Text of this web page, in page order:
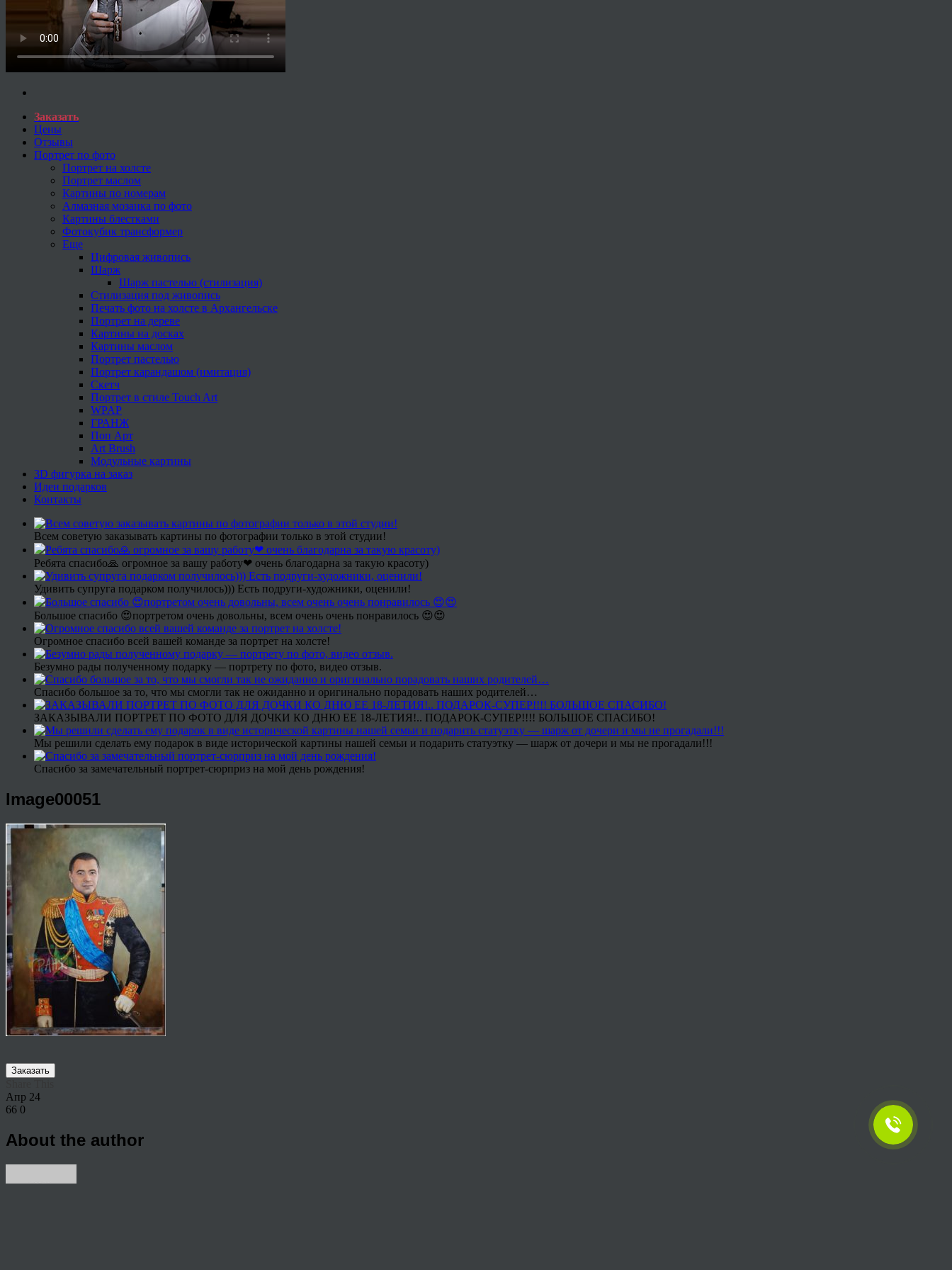
Заказать
Цены
Отзывы
Портрет по фото
Портрет на холсте
Портрет маслом
Картины по номерам
Алмазная мозаика по фото
Картины блестками
Фотокубик трансформер
Еще
Цифровая живопись
Шарж
Шарж пастелью (стилизация)
Стилизация под живопись
Печать фото на холсте в Архангельске
Портрет на дереве
Картины на досках
Картины маслом
Портрет пастелью
Портрет карандашом (имитация)
Скетч
Портрет в стиле Touch Art
WPAP
ГРАНЖ
Поп Арт
Art Brush
Модульные картины
3D фигурка на заказ
Идеи подарков
Контакты
Всем советую заказывать картины по фотографии только в этой студии!
Ребята спасибо🙏 огромное за вашу работу❤ очень благодарна за такую красоту)
Удивить супруга подарком получилось))) Есть подруги-художники, оценили!
Большое спасибо 😍портретом очень довольны, всем очень очень понравилось 😍😍
Огромное спасибо всей вашей команде за портрет на холсте!
Безумно рады полученному подарку — портрету по фото, видео отзыв.
Спасибо большое за то, что мы смогли так не ожиданно и оригинально порадовать наших родителей…
ЗАКАЗЫВАЛИ ПОРТРЕТ ПО ФОТО ДЛЯ ДОЧКИ КО ДНЮ ЕЕ 18-ЛЕТИЯ!.. ПОДАРОК-СУПЕР!!!! БОЛЬШОЕ СПАСИБО!
Мы решили сделать ему подарок в виде исторической картины нашей семьи и подарить статуэтку — шарж от дочери и мы не прогадали!!!
Спасибо за замечательный портрет-сюрприз на мой день рождения!
Image00051
Заказать
Апр 24
66 0
About the author